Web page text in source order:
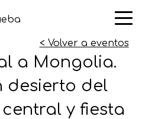
< Volver a eventos
a Mongolia.
desierto del
y fiesta